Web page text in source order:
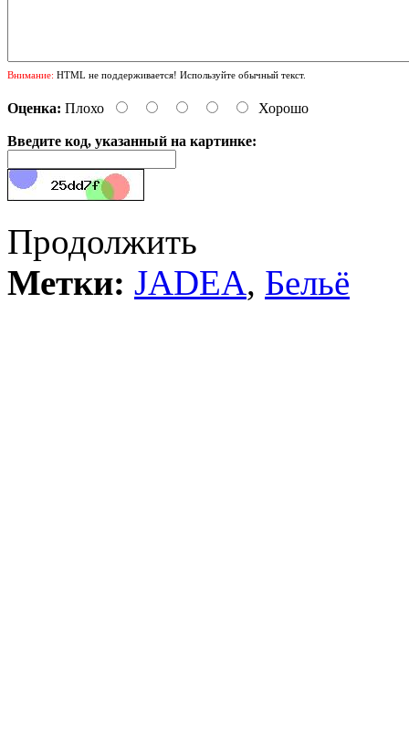
Внимание: HTML не поддерживается! Используйте обычный текст.
Оценка: Плохо Хорошо
Введите код, указанный на картинке:
Продолжить
Метки: JADEA, Бельё